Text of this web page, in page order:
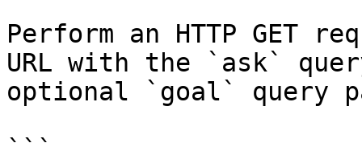
Perform an HTTP GET
URL with the `ask`
optional `goal` query